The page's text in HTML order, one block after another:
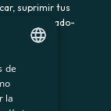
suprimir tus
Política de
de
la